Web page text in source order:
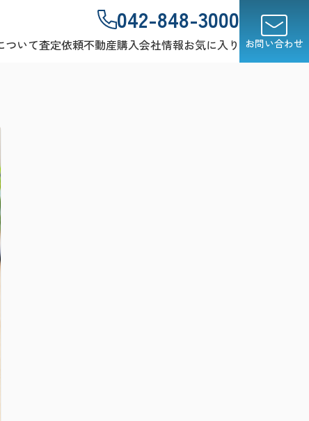
042-848-3000
ついて査定依頼不動産購入会社情報お気に入り お問い合わせ